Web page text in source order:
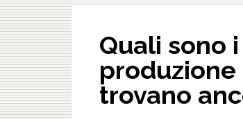
Quali sono
produzione
trovano